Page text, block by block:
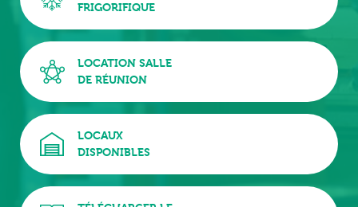
FRIGORIFIQUE
LOCATION SALLE
DE RÉUNION
LOCAUX
DISPONIBLES